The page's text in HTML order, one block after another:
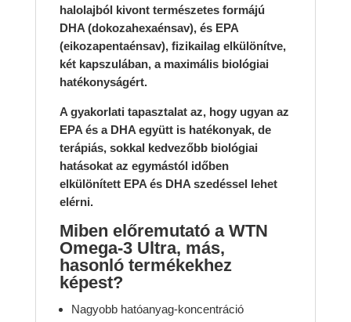
halolajból kivont természetes formájú
DHA (dokozahexaénsav), és EPA
(eikozapentaénsav), fizikailag elkülönítve,
két kapszulában, a maximális biológiai
hatékonyságért.
A gyakorlati tapasztalat az, hogy ugyan az
EPA és a DHA együtt is hatékonyak, de
terápiás, sokkal kedvezőbb biológiai
hatásokat az egymástól időben
elkülönített EPA és DHA szedéssel lehet
elérni.
Miben előremutató a WTN
Omega-3 Ultra, más,
hasonló termékekhez
képest?
Nagyobb hatóanyag-koncentráció